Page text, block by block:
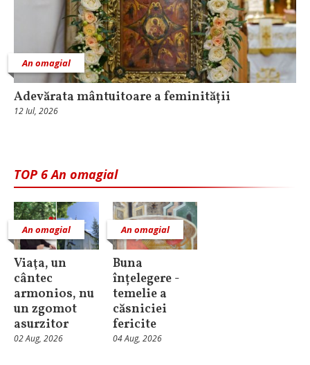
An omagial
Adevărata mântuitoare a feminității
12 Iul, 2026
TOP 6 An omagial
An omagial
Viaţa, un
cântec
armonios, nu
un zgomot
asurzitor
02 Aug, 2026
An omagial
Buna
înțelegere -
temelie a
căsniciei
fericite
04 Aug, 2026